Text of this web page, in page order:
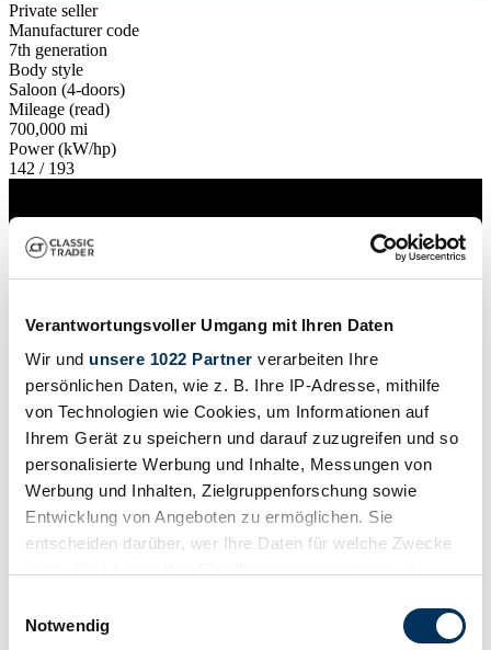
Verantwortungsvoller Umgang mit Ihren Daten
Wir und unsere 1022 Partner verarbeiten Ihre
persönlichen Daten, wie z. B. Ihre IP-Adresse, mithilfe
von Technologien wie Cookies, um Informationen auf
Ihrem Gerät zu speichern und darauf zuzugreifen und so
personalisierte Werbung und Inhalte, Messungen von
Werbung und Inhalten, Zielgruppenforschung sowie
Entwicklung von Angeboten zu ermöglichen. Sie
entscheiden darüber, wer Ihre Daten für welche Zwecke
Trigger Symbol ändern oder widerrufen
Notwendig
Private seller
Manufacturer code
7th generation
Body style
Saloon (4-doors)
Mileage (read)
700,000 mi
Power (kW/hp)
142 / 193
Private seller